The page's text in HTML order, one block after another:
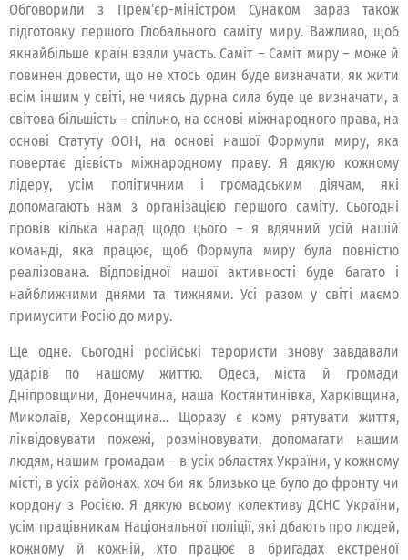
Обговорили з Прем’єр-міністром Сунаком зараз також
підготовку першого Глобального саміту миру. Важливо, щоб
якнайбільше країн взяли участь. Саміт – Саміт миру – може й
повинен довести, що не хтось один буде визначати, як жити
всім іншим у світі, не чиясь дурна сила буде це визначати, а
світова більшість – спільно, на основі міжнародного права, на
основі Статуту ООН, на основі нашої Формули миру, яка
повертає дієвість міжнародному праву. Я дякую кожному
лідеру, усім політичним і громадським діячам, які
допомагають нам з організацією першого саміту. Сьогодні
провів кілька нарад щодо цього – я вдячний усій нашій
команді, яка працює, щоб Формула миру була повністю
реалізована. Відповідної нашої активності буде багато і
найближчими днями та тижнями. Усі разом у світі маємо
примусити Росію до миру.
Ще одне. Сьогодні російські терористи знову завдавали
ударів по нашому життю. Одеса, міста й громади
Дніпровщини, Донеччина, наша Костянтинівка, Харківщина,
Миколаїв, Херсонщина… Щоразу є кому рятувати життя,
ліквідовувати пожежі, розміновувати, допомагати нашим
людям, нашим громадам – в усіх областях України, у кожному
місті, в усіх районах, хоч би як близько це було до фронту чи
кордону з Росією. Я дякую всьому колективу ДСНС України,
усім працівникам Національної поліції, які дбають про людей,
кожному й кожній, хто працює в бригадах екстреної